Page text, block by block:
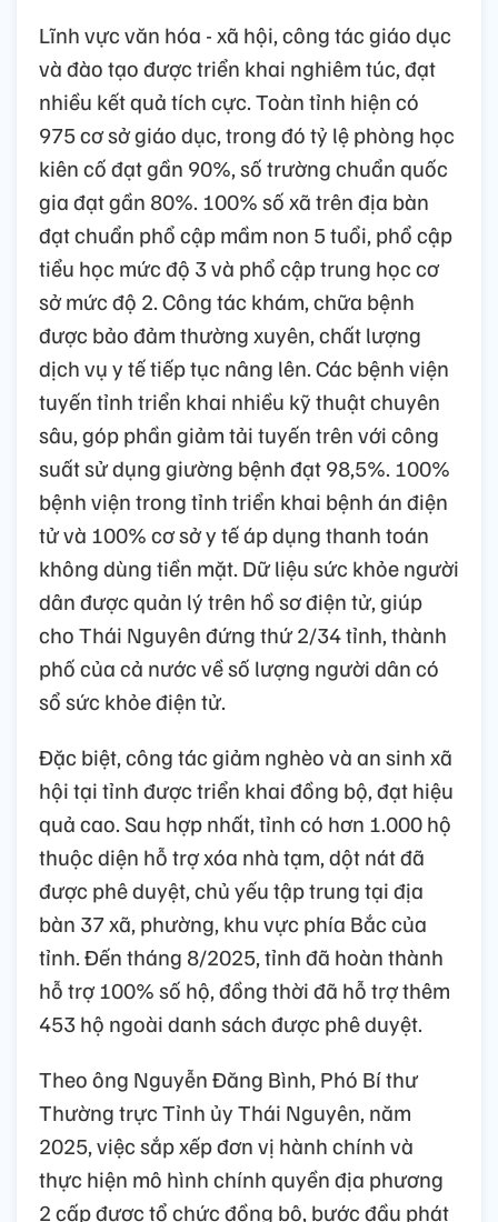
Lĩnh vực văn hóa - xã hội, công tác giáo dục
và đào tạo được triển khai nghiêm túc, đạt
nhiều kết quả tích cực. Toàn tỉnh hiện có
975 cơ sở giáo dục, trong đó tỷ lệ phòng học
kiên cố đạt gần 90%, số trường chuẩn quốc
gia đạt gần 80%. 100% số xã trên địa bàn
đạt chuẩn phổ cập mầm non 5 tuổi, phổ cập
tiểu học mức độ 3 và phổ cập trung học cơ
sở mức độ 2. Công tác khám, chữa bệnh
được bảo đảm thường xuyên, chất lượng
dịch vụ y tế tiếp tục nâng lên. Các bệnh viện
tuyến tỉnh triển khai nhiều kỹ thuật chuyên
sâu, góp phần giảm tải tuyến trên với công
suất sử dụng giường bệnh đạt 98,5%. 100%
bệnh viện trong tỉnh triển khai bệnh án điện
tử và 100% cơ sở y tế áp dụng thanh toán
không dùng tiền mặt. Dữ liệu sức khỏe người
dân được quản lý trên hồ sơ điện tử, giúp
cho Thái Nguyên đứng thứ 2/34 tỉnh, thành
phố của cả nước về số lượng người dân có
sổ sức khỏe điện tử.
Đặc biệt, công tác giảm nghèo và an sinh xã
hội tại tỉnh được triển khai đồng bộ, đạt hiệu
quả cao. Sau hợp nhất, tỉnh có hơn 1.000 hộ
thuộc diện hỗ trợ xóa nhà tạm, dột nát đã
được phê duyệt, chủ yếu tập trung tại địa
bàn 37 xã, phường, khu vực phía Bắc của
tỉnh. Đến tháng 8/2025, tỉnh đã hoàn thành
hỗ trợ 100% số hộ, đồng thời đã hỗ trợ thêm
453 hộ ngoài danh sách được phê duyệt.
Theo ông Nguyễn Đăng Bình, Phó Bí thư
Thường trực Tỉnh ủy Thái Nguyên, năm
2025, việc sắp xếp đơn vị hành chính và
thực hiện mô hình chính quyền địa phương
2 cấp được tổ chức đồng bộ, bước đầu phát